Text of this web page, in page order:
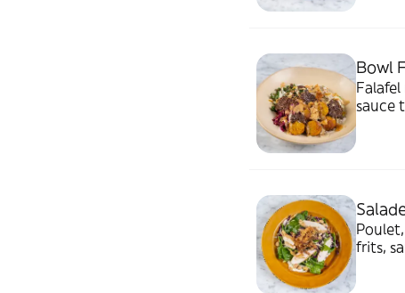
Bowl
sauce
frits,